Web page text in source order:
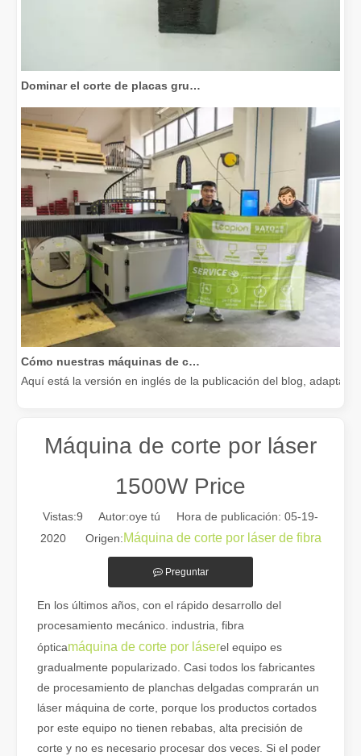
Dominar el corte de placas gruesas: cómo las máquinas de corte por láser de fibra revolucionan la fabricación
Cómo nuestras máquinas de corte por láser están fortaleciendo la fabricación mexicana
Aquí está la versión en inglés de la publicación del blog,
Guía 2026: Cómo las máquinas cortadoras de tubos por láser de fibra están revolucionando la fabricación de tuberías
Guía 2026: Cómo las máquinas cortadoras de tubos por láser
Máquina de corte por láser
1500W Price
Vistas:9 Autor:oye tú Hora de publicación: 05-19-
2020 Origen:Máquina de corte por láser de fibra
Preguntar
En los últimos años, con el rápido desarrollo del
procesamiento mecánico. industria, fibra
ópticamáquina de corte por láserel equipo es
gradualmente popularizado. Casi todos los fabricantes
de procesamiento de planchas delgadas comprarán un
láser máquina de corte, porque los productos cortados
por este equipo no tienen rebabas, alta precisión de
corte y no es necesario procesar dos veces. Si el poder